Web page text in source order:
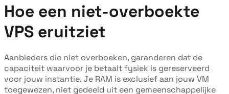
Hoe een niet-overboekte
VPS eruitziet
Aanbieders die niet overboeken, garanderen dat de
capaciteit waarvoor je betaalt fysiek is gereserveerd
voor jouw instantie. Je RAM is exclusief aan jouw VM
toegewezen, niet gedeeld uit een gemeenschappelijke